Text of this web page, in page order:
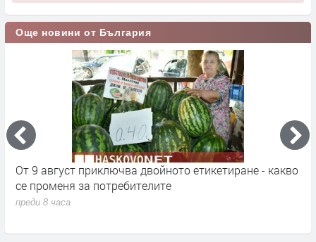
Още новини от България
Млад пилот напуска ВВС със скандално обръщение
към Румен Радев и компания
преди 8 часа